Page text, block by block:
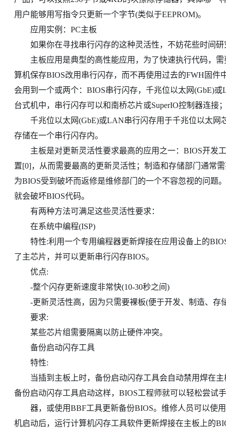
用户能够用写指令只更新一个字节(类似于EEPROM)。
应用实例：PC主板
如果你在寻找串行闪存的这种灵活性，不妨花些时间研
主板应用是典型的高性能应用，为了快速执行代码，需
算机保存BIOS改用串行闪存，而不再使用过去的FWH固件
会用到一个或两个：BIOS串行闪存，千兆位以太网(GbE)
台式机中，串行闪存可以和南桥芯片或SuperIO控制器连接
千兆位以太网(GbE)或LAN串行闪存用于千兆位以太网
存储在一个串行闪存内。
主板是对更新灵活性要求最高的应用之一：BIOS开发
置[0]，从而需要最高的更新灵活性；制造和存储部门通常
为BIOS受到破坏而返修是维修部门的一个不容忽视的问题
就会破坏BIOS代码。
有两种方法可满足这些灵活性要求：
在系统中编程(ISP)
特性:利用一个专用编程器更新焊接在应用设备上的
了主芯片，并可以更新串行闪存BIOS。
优点:
-整个闪存更新速度非常快(10-30秒之间)
-更新灵活性高，因为只需要裸板(便于开发、制造、存
要求:
某些芯片组需要隔离以防止硬件冲突。
备份启动闪存工具
特性:
当插到主板上时，备份启动闪存工具会自动禁用焊在主
备份启动闪存工具启动这样，BIOS工程师就可以轻松尝试
器，或使用BBF工具更新备份BIOS。维修人员可以使
机启动后，运行计算机闪存工具软件更新焊接在主板上的